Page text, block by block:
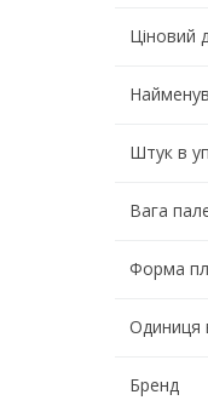
Ціновий
Штук в
Вага
Форма
Одиниця
Бренд